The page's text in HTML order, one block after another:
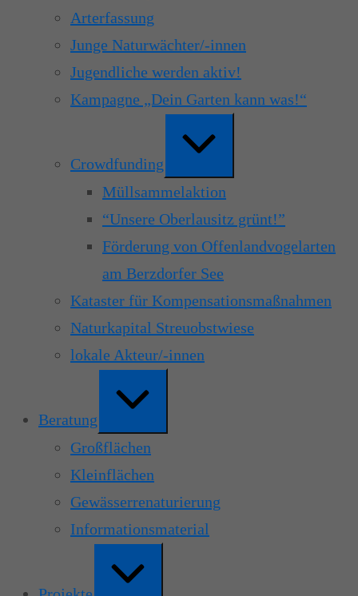
Arterfassung
Junge Naturwächter/-innen
Jugendliche werden aktiv!
Kampagne „Dein Garten kann was!“
Crowdfunding
Müllsammelaktion
“Unsere Oberlausitz grünt!”
Förderung von Offenlandvogelarten
am Berzdorfer See
Kataster für Kompensationsmaßnahmen
Naturkapital Streuobstwiese
lokale Akteur/-innen
Beratung
Großflächen
Kleinflächen
Gewässerrenaturierung
Informationsmaterial